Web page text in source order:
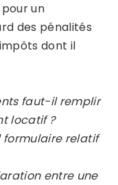
un
des pénalités
dont il
faut-il remplir
locatif ?
formulaire relatif
entre une